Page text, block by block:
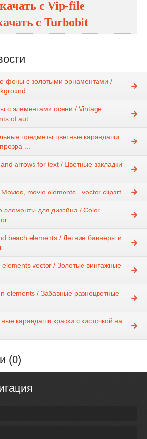
с Vip-file
с Turbobit
фоны с золотыми орнаментами /
...
с элементами осени / Vintage
of aut ...
предметы цветные карандаши
...
arrows for text / Цветные закладки
Movies, movie elements - vector clipart
элементы для дизайна / Color
beach elements / Летние баннеры и
elements vector / Золотые винтажные
elements / Забавные разноцветные
карандаши краски с кисточкой на
(0)